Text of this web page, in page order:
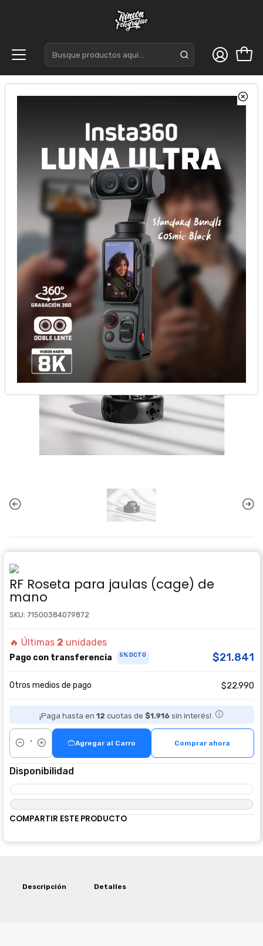
Inicio Accesorios
Montadores
RF Roseta para jaulas (cage) de mano
RF Roseta para jaulas (cage) de
mano
SKU: 71500384079872
🔥 Últimas 2 unidades
Pago con transferencia 5% DCTO $21.841
Otros medios de pago $22.990
¡Paga hasta en 12 cuotas de $1.916sin interés!.
Cantidad
Agregar al Carro Comprar ahora
Disponibilidad
COMPARTIR ESTE PRODUCTO
Descripción Detalles